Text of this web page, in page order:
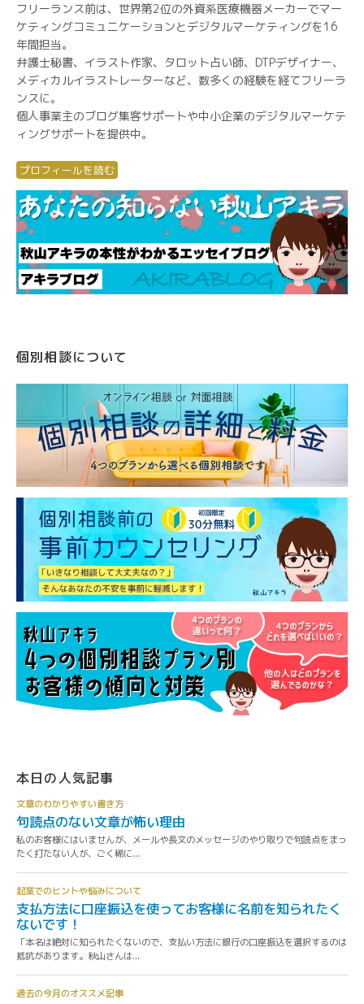
フリーランス前は、世界第2位の外資系医療機器メーカーでマー
ケティングコミュニケーションとデジタルマーケティングを16
年間担当。
弁護士秘書、イラスト作家、タロット占い師、DTPデザイナー、
メディカルイラストレーターなど、数多くの経験を経てフリーラ
ンスに。
個人事業主のブログ集客サポートや中小企業のデジタルマーケテ
ィングサポートを提供中。
プロフィールを読む
個別相談について
本日の人気記事